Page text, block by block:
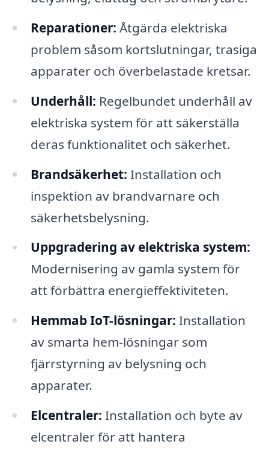
Reparationer: Åtgärda elektriska
problem såsom kortslutningar, trasiga
apparater och överbelastade kretsar.
Underhåll: Regelbundet underhåll av
elektriska system för att säkerställa
deras funktionalitet och säkerhet.
Brandsäkerhet: Installation och
inspektion av brandvarnare och
säkerhetsbelysning.
Uppgradering av elektriska system:
Modernisering av gamla system för
att förbättra energieffektiviteten.
Hemmab IoT-lösningar: Installation
av smarta hem-lösningar som
fjärrstyrning av belysning och
apparater.
Elcentraler: Installation och byte av
elcentraler för att hantera